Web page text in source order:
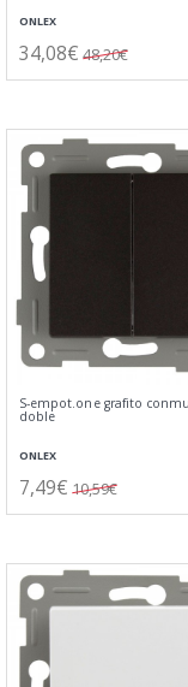
ONLEX
34,08€ 48,20€
S-empot.one grafito
doble
ONLEX
7,49€ 10,59€